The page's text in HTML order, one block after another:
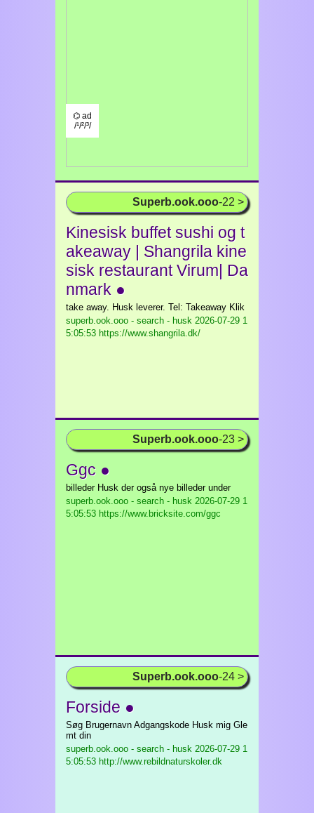
⌬ ad
/¹/²/³/
Superb.ook.ooo-22 >
Kinesisk buffet sushi og t
akeaway | Shangrila kine
sisk restaurant Virum| Da
nmark ●
take away. Husk leverer. Tel: Takeaway Klik
superb.ook.ooo - search - husk 2026-07-29 1
5:05:53 https://www.shangrila.dk/
Superb.ook.ooo-23 >
Ggc ●
billeder Husk der også nye billeder under
superb.ook.ooo - search - husk 2026-07-29 1
5:05:53 https://www.bricksite.com/ggc
Superb.ook.ooo-24 >
Forside ●
Søg Brugernavn Adgangskode Husk mig Gle
mt din
superb.ook.ooo - search - husk 2026-07-29 1
5:05:53 http://www.rebildnaturskoler.dk